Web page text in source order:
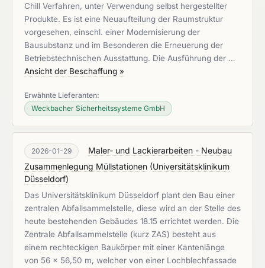
Chill Verfahren, unter Verwendung selbst hergestellter
Produkte. Es ist eine Neuaufteilung der Raumstruktur
vorgesehen, einschl. einer Modernisierung der
Bausubstanz und im Besonderen die Erneuerung der
Betriebstechnischen Ausstattung. Die Ausführung der …
Ansicht der Beschaffung »
Erwähnte Lieferanten:
Weckbacher Sicherheitssysteme GmbH
2026-01-29
Maler- und Lackierarbeiten - Neubau
Zusammenlegung Müllstationen (Universitätsklinikum
Düsseldorf)
Das Universitätsklinikum Düsseldorf plant den Bau einer
zentralen Abfallsammelstelle, diese wird an der Stelle des
heute bestehenden Gebäudes 18.15 errichtet werden. Die
Zentrale Abfallsammelstelle (kurz ZAS) besteht aus
einem rechteckigen Baukörper mit einer Kantenlänge
von 56 x 56,50 m, welcher von einer Lochblechfassade